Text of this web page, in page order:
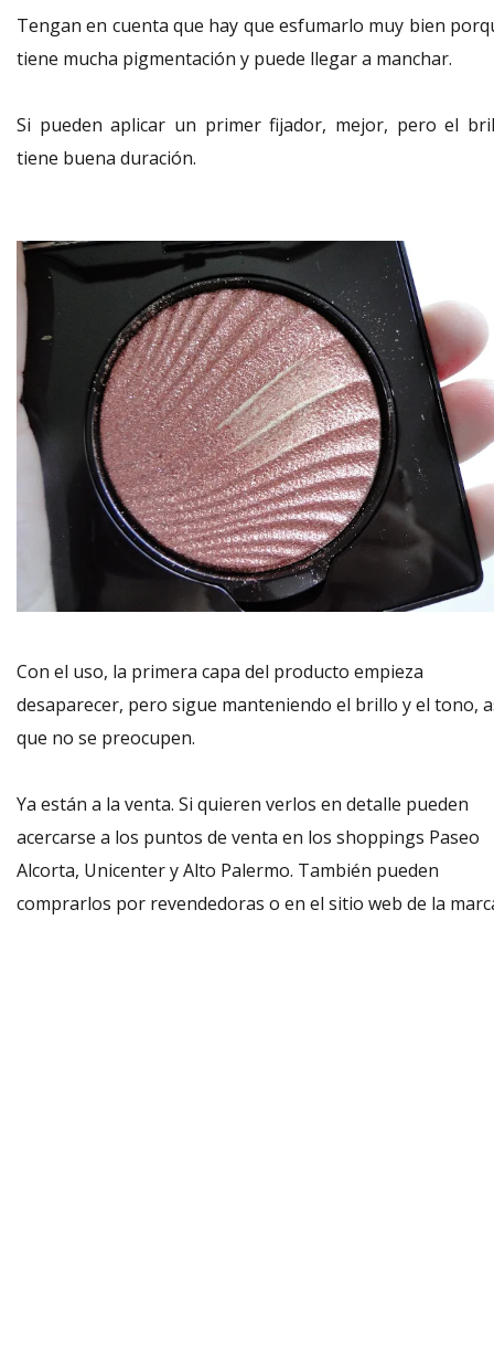
Tengan en cuenta que hay que esfumarlo muy bien
tiene mucha pigmentación y puede llegar a manchar.
Si pueden aplicar un primer fijador, mejor, pero el
tiene buena duración.
Con el uso, la primera capa del producto empieza
desaparecer, pero sigue manteniendo el brillo y el tono,
que no se preocupen.
Ya están a la venta. Si quieren verlos en detalle pueden
acercarse a los puntos de venta en los shoppings Paseo
Alcorta, Unicenter y Alto Palermo. También pueden
comprarlos por revendedoras o en el sitio web de la